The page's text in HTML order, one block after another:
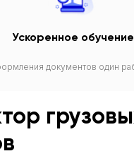
Ускоренное обучение
документов один